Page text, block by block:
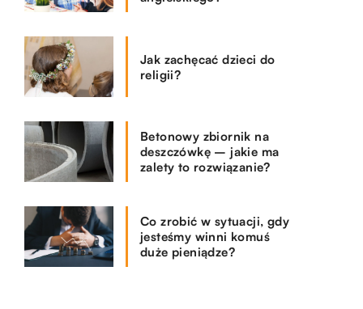
Jak zachęcać dzieci do
religii?
Betonowy zbiornik na
deszczówkę – jakie ma
zalety to rozwiązanie?
Co zrobić w sytuacji, gdy
jesteśmy winni komuś
duże pieniądze?